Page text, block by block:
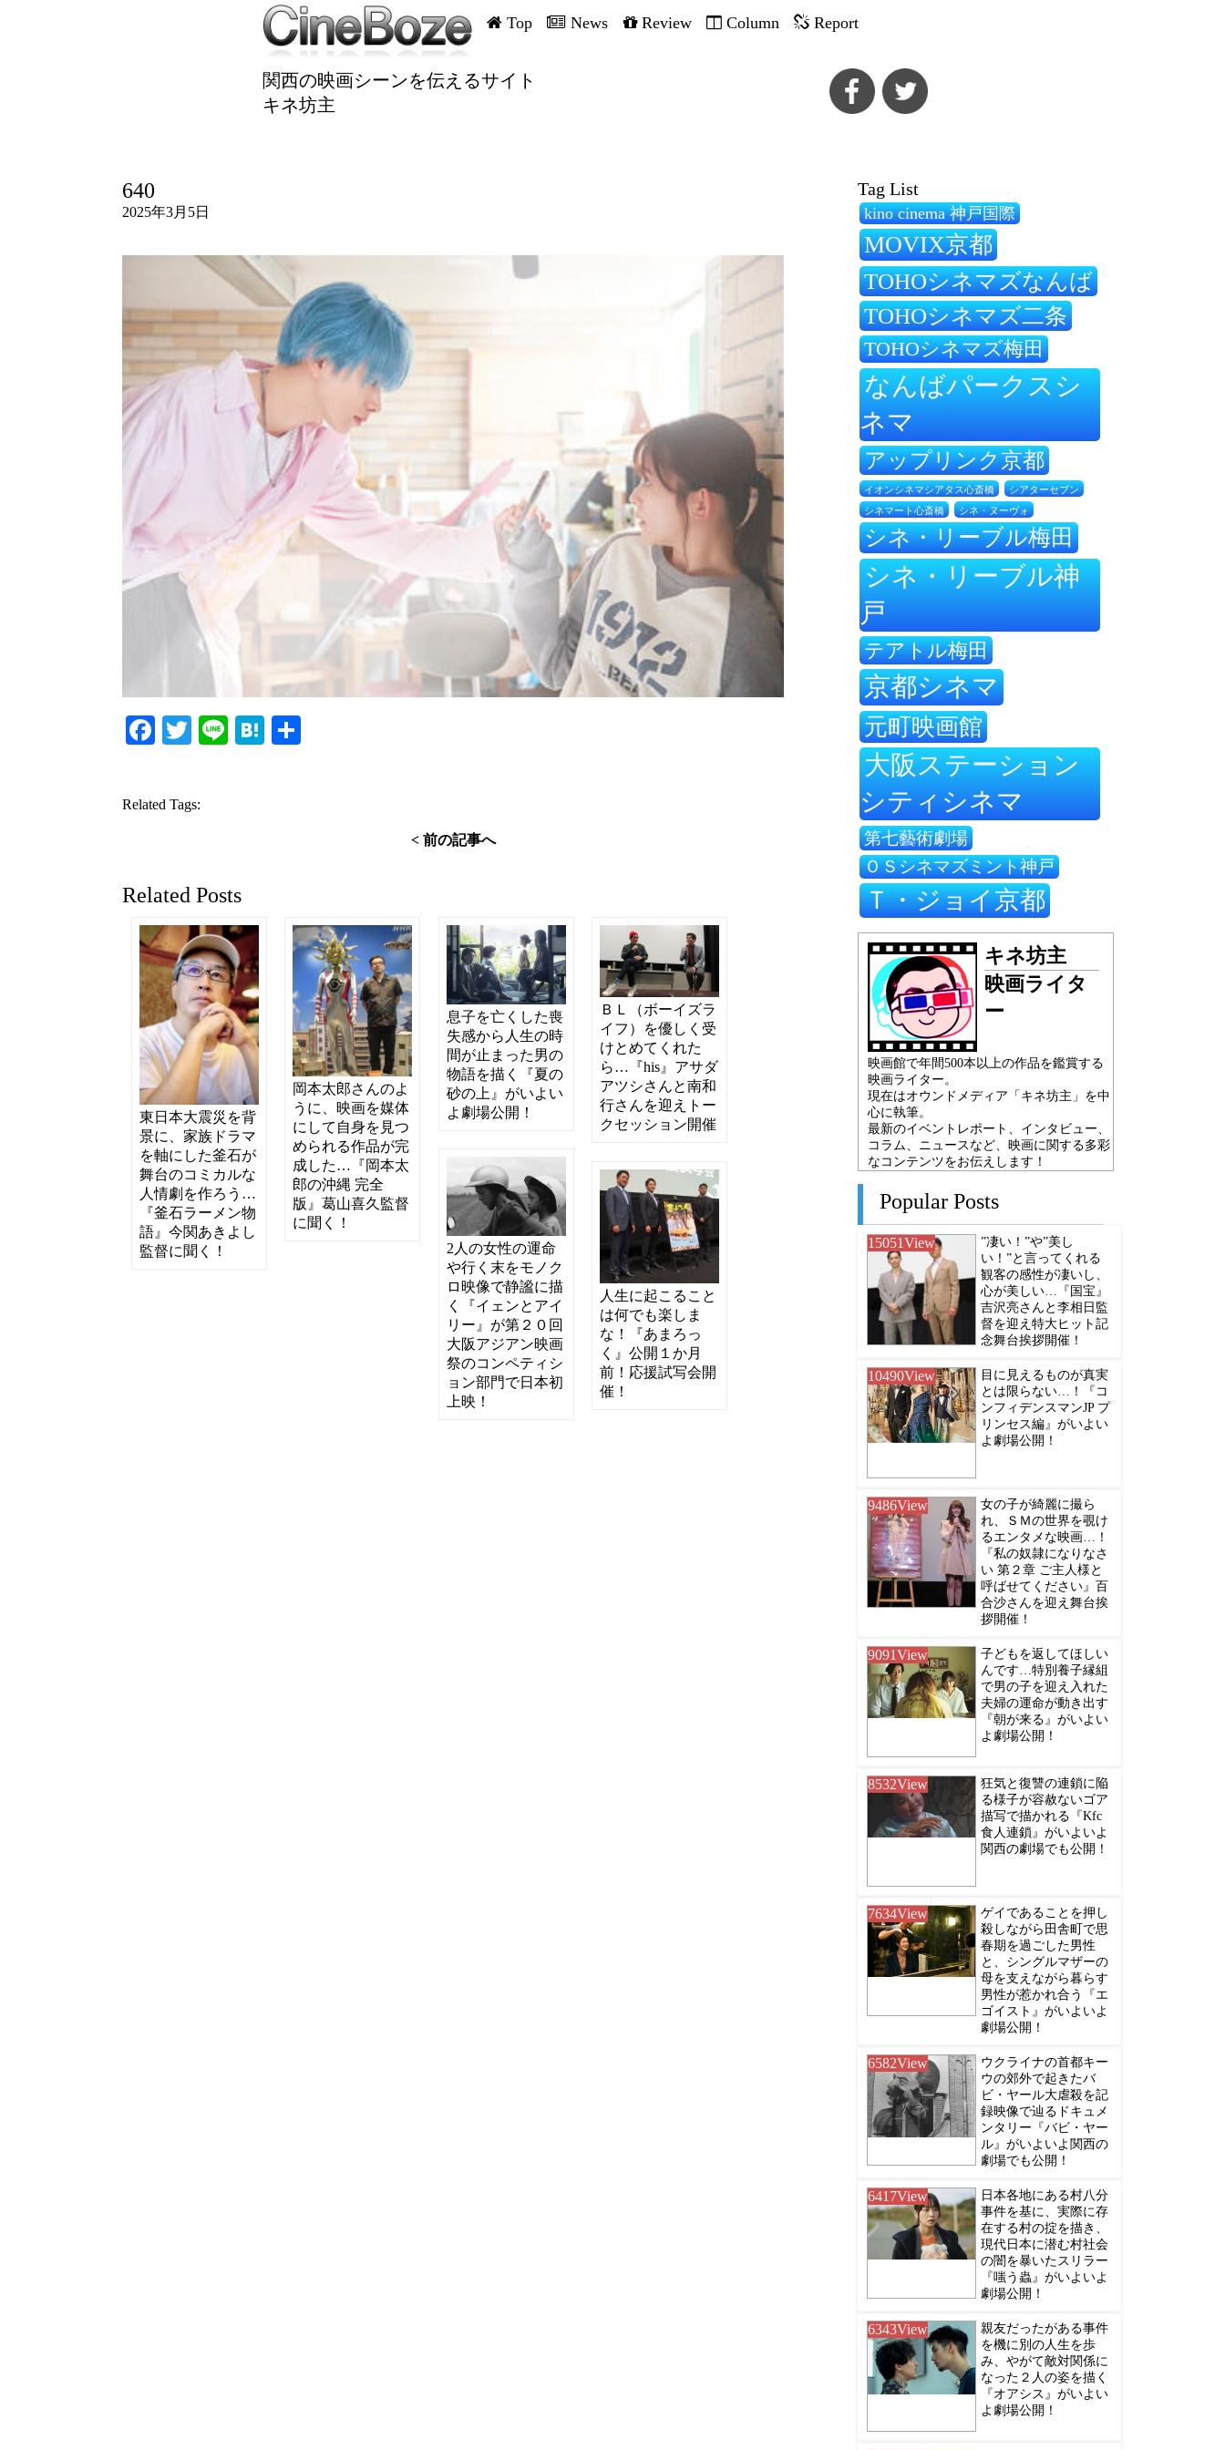
Top News Review Column Report
関西の映画シーンを伝えるサイト
キネ坊主
640
2025年3月5日
Facebook
TwitterLineHatena
Related Tags:
< 前の記事へ
Related Posts
東日本大震災を背
景に、家族ドラマ
を軸にした釜石が
舞台のコミカルな
人情劇を作ろう…
『釜石ラーメン物
語』今関あきよし
監督に聞く！
岡本太郎さんのよ
うに、映画を媒体
にして自身を見つ
められる作品が完
成した…『岡本太
郎の沖縄 完全
版』葛山喜久監督
に聞く！
息子を亡くした喪
失感から人生の時
間が止まった男の
物語を描く『夏の
砂の上』がいよい
よ劇場公開！
ＢＬ（ボーイズラ
イフ）を優しく受
けとめてくれた
ら…『his』アサダ
アツシさんと南和
行さんを迎えトー
クセッション開催
2人の女性の運命
や行く末をモノク
ロ映像で静謐に描
く『イェンとアイ
リー』が第２０回
大阪アジアン映画
祭のコンペティシ
ョン部門で日本初
上映！
人生に起こること
は何でも楽しま
な！『あまろっ
く』公開１か月
前！応援試写会開
催！
Tag List
kino cinema 神戸国際
MOVIX京都
TOHOシネマズなんば
TOHOシネマズ二条
TOHOシネマズ梅田
なんばパークスシ
ネマ
アップリンク京都
イオンシネマシアタス心斎橋 シアターセブン
シネマート心斎橋 シネ・ヌーヴォ
シネ・リーブル梅田
シネ・リーブル神
戸
テアトル梅田
京都シネマ
元町映画館
大阪ステーション
シティシネマ
第七藝術劇場
ＯＳシネマズミント神戸
Ｔ・ジョイ京都
キネ坊主
映画ライタ
ー
映画館で年間500本以上の作品を鑑賞する
映画ライター。
現在はオウンドメディア「キネ坊主」を中
心に執筆。
最新のイベントレポート、インタビュー、
コラム、ニュースなど、映画に関する多彩
なコンテンツをお伝えします！
Popular Posts
15051View
”凄い！”や”美し
い！”と言ってくれる
観客の感性が凄いし、
心が美しい…『国宝』
吉沢亮さんと李相日監
督を迎え特大ヒット記
念舞台挨拶開催！
10490View
目に見えるものが真実
とは限らない…！『コ
ンフィデンスマンJP プ
リンセス編』がいよい
よ劇場公開！
9486View
女の子が綺麗に撮ら
れ、ＳＭの世界を覗け
るエンタメな映画…！
『私の奴隷になりなさ
い 第２章 ご主人様と
呼ばせてください』百
合沙さんを迎え舞台挨
拶開催！
9091View
子どもを返してほしい
んです…特別養子縁組
で男の子を迎え入れた
夫婦の運命が動き出す
『朝が来る』がいよい
よ劇場公開！
8532View
狂気と復讐の連鎖に陥
る様子が容赦ないゴア
描写で描かれる『Kfc
食人連鎖』がいよいよ
関西の劇場でも公開！
7634View
ゲイであることを押し
殺しながら田舎町で思
春期を過ごした男性
と、シングルマザーの
母を支えながら暮らす
男性が惹かれ合う『エ
ゴイスト』がいよいよ
劇場公開！
6582View
ウクライナの首都キー
ウの郊外で起きたバ
ビ・ヤール大虐殺を記
録映像で辿るドキュメ
ンタリー『バビ・ヤー
ル』がいよいよ関西の
劇場でも公開！
6417View
日本各地にある村八分
事件を基に、実際に存
在する村の掟を描き、
現代日本に潜む村社会
の闇を暴いたスリラー
『嗤う蟲』がいよいよ
劇場公開！
6343View
親友だったがある事件
を機に別の人生を歩
み、やがて敵対関係に
なった２人の姿を描く
『オアシス』がいよい
よ劇場公開！